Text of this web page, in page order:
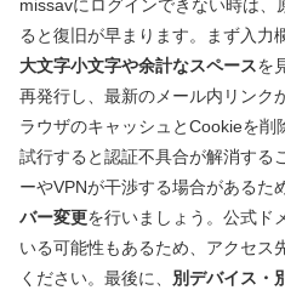
missavにログインできない時は、
ると復旧が早まります。まず入力
大文字小文字や余計なスペースを
再発行し、最新のメール内リンク
ラウザのキャッシュとCookieを
試行すると認証不具合が解消する
ーやVPNが干渉する場合があるた
バー変更を行いましょう。公式ド
いる可能性もあるため、アクセス
ください。最後に、 別デバイス・